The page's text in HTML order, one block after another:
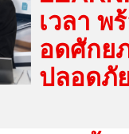
เวลา พ
อดศักย
ปลอดภั